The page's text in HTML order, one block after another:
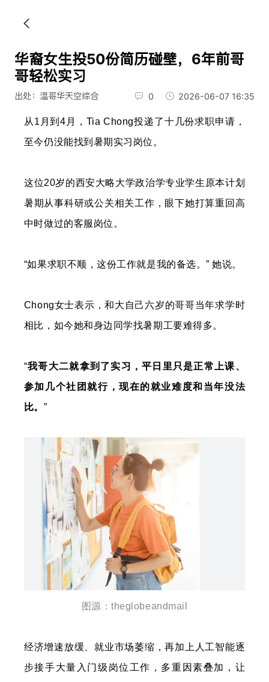
华裔女生投50份简历碰壁，6年前哥
哥轻松实习
出处：温哥华天空综合 0 2026-06-07 16:35
从1月到4月，Tia Chong投递了十几份求职申请，
至今仍没能找到暑期实习岗位。
这位20岁的西安大略大学政治学专业学生原本计划
暑期从事科研或公关相关工作，眼下她打算重回高
中时做过的客服岗位。
“如果求职不顺，这份工作就是我的备选。” 她说。
Chong女士表示，和大自己六岁的哥哥当年求学时
相比，如今她和身边同学找暑期工要难得多。
“我哥大二就拿到了实习，平日里只是正常上课、
参加几个社团就行，现在的就业难度和当年没法
比。 ”
图源：theglobeandmail
经济增速放缓、就业市场萎缩，再加上人工智能逐
步接手大量入门级岗位工作，多重因素叠加，让